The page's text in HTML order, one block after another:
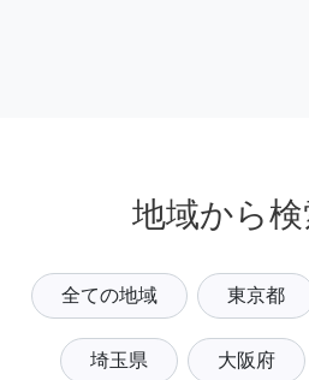
地域から
全ての地域 東京都
埼玉県 大阪府